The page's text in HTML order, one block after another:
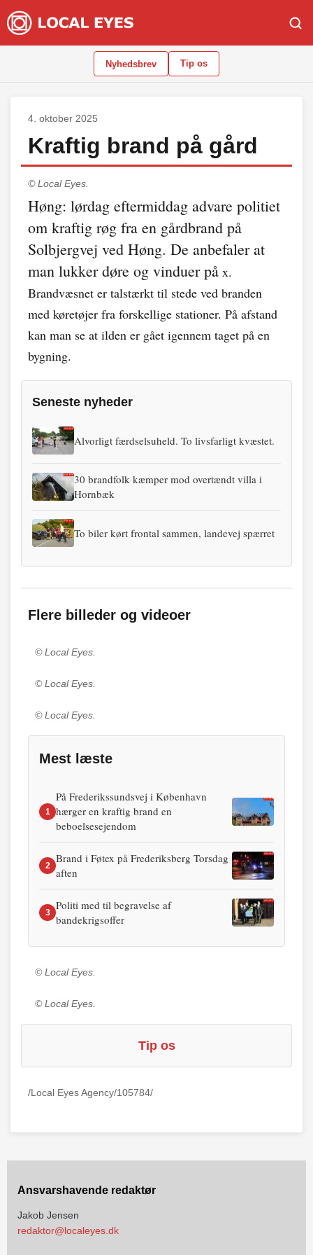
Nyhedsbrev Tip os
4. oktober 2025
Kraftig brand på gård
© Local Eyes.
Høng: lørdag eftermiddag advare politiet
om kraftig røg fra en gårdbrand på
Solbjergvej ved Høng. De anbefaler at
man lukker døre og vinduer på x.
Brandvæsnet er talstærkt til stede ved branden
med køretøjer fra forskellige stationer. På afstand
kan man se at ilden er gået igennem taget på en
bygning.
Seneste nyheder
Alvorligt færdselsuheld. To livsfarligt kvæstet.
30 brandfolk kæmper mod overtændt villa i
Hornbæk
To biler kørt frontal sammen, landevej spærret
Flere billeder og videoer
© Local Eyes.
© Local Eyes.
© Local Eyes.
Mest læste
1
På Frederikssundsvej i København
hærger en kraftig brand en
beboelsesejendom
2
Brand i Føtex på Frederiksberg Torsdag
aften
3
Politi med til begravelse af
bandekrigsoffer
© Local Eyes.
© Local Eyes.
Tip os
/Local Eyes Agency/105784/
Ansvarshavende redaktør
Jakob Jensen
redaktor@localeyes.dk